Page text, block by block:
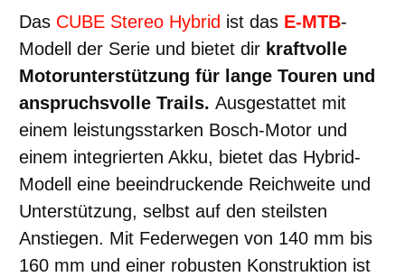
Das CUBE Stereo Hybrid ist das E-MTB-
Modell der Serie und bietet dir kraftvolle
Motorunterstützung für lange Touren und
anspruchsvolle Trails. Ausgestattet mit
einem leistungsstarken Bosch-Motor und
einem integrierten Akku, bietet das Hybrid-
Modell eine beeindruckende Reichweite und
Unterstützung, selbst auf den steilsten
Anstiegen. Mit Federwegen von 140 mm bis
160 mm und einer robusten Konstruktion ist